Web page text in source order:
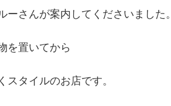
ーさんが案内してくださいました。
を置いてから
スタイルのお店です。